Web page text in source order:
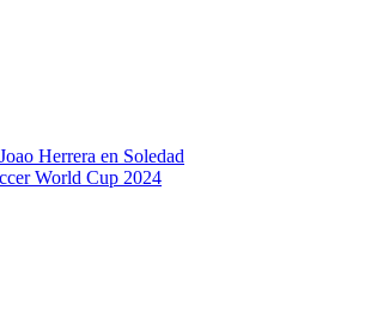
Herrera en Soledad
World Cup 2024